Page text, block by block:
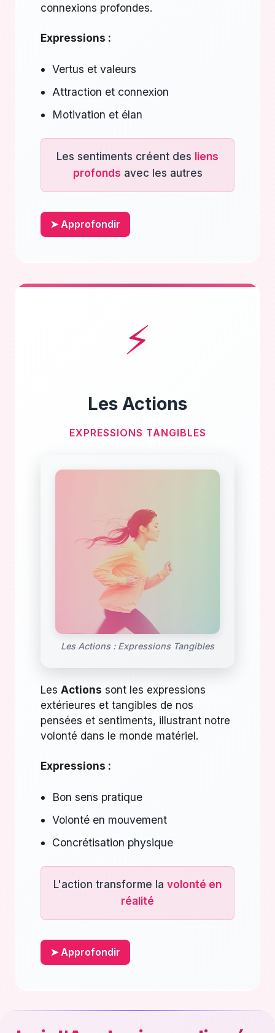
connexions profondes.
Expressions :
Vertus et valeurs
Attraction et connexion
Motivation et élan
Les sentiments créent des liens
profonds avec les autres
➤ Approfondir
⚡
Les Actions
EXPRESSIONS TANGIBLES
Les Actions : Expressions Tangibles
Les Actions sont les expressions
extérieures et tangibles de nos
pensées et sentiments, illustrant notre
volonté dans le monde matériel.
Expressions :
Bon sens pratique
Volonté en mouvement
Concrétisation physique
L'action transforme la volonté en
réalité
➤ Approfondir